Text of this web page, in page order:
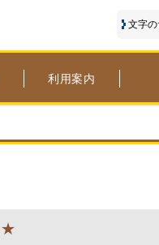
文字
利用案内